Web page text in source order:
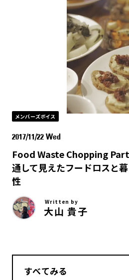
メンバーズボイス
2017/11/22 Wed
Food Waste Chopping
通して見えたフードロスと
性
Written by
大山 貴子
すべてみる